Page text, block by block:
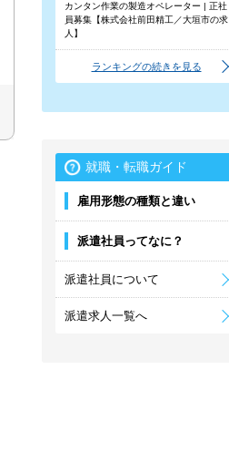
カンタン作業の製造オペレーター | 正社
員募集【株式会社前田精工／大垣市の求
人】
ランキングの続きを見る
就職・転職ガイド
雇用形態の種類と違い
派遣社員ってなに？
派遣社員について
派遣求人一覧へ